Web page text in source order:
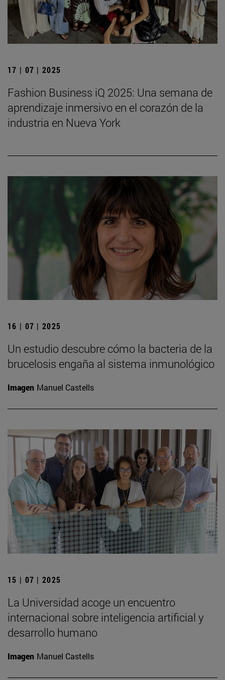
17 | 07 | 2025
Fashion Business iQ 2025: Una semana de
aprendizaje inmersivo en el corazón de la
industria en Nueva York
16 | 07 | 2025
Un estudio descubre cómo la bacteria de la
brucelosis engaña al sistema inmunológico
Imagen Manuel Castells
15 | 07 | 2025
La Universidad acoge un encuentro
internacional sobre inteligencia artificial y
desarrollo humano
Imagen Manuel Castells